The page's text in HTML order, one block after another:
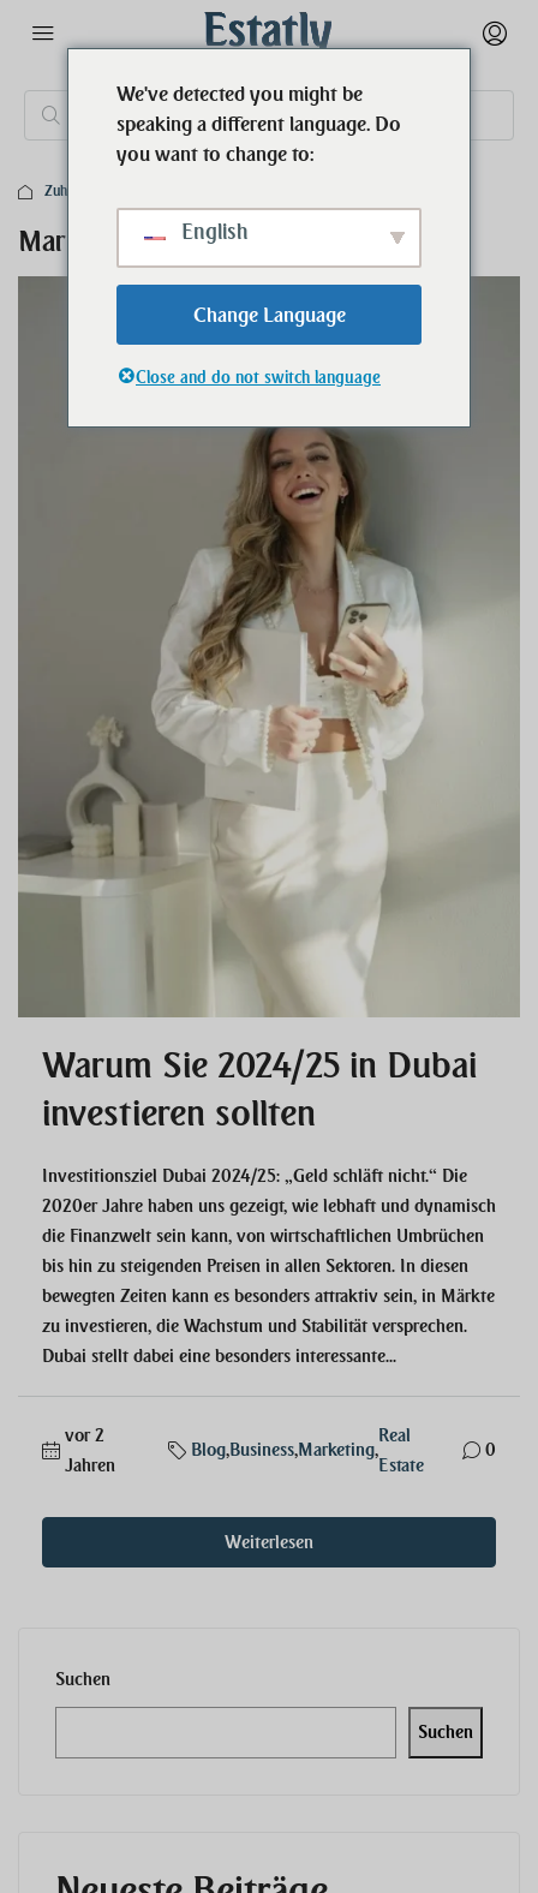
Zuhause
Marketing
Warum Sie 2024/25 in Dubai
investieren sollten
Investitionsziel Dubai 2024/25: „Geld schläft nicht.“ Die
2020er Jahre haben uns gezeigt, wie lebhaft und dynamisch
die Finanzwelt sein kann, von wirtschaftlichen Umbrüchen
bis hin zu steigenden Preisen in allen Sektoren. In diesen
bewegten Zeiten kann es besonders attraktiv sein, in Märkte
zu investieren, die Wachstum und Stabilität versprechen.
Dubai stellt dabei eine besonders interessante...
vor 2
Jahren
Blog,Business,Marketing,
Real
Estate
0
Weiterlesen
Suchen
Suchen
We've detected you might be
speaking a different language. Do
you want to change to:
English
Change Language
Close and do not switch language